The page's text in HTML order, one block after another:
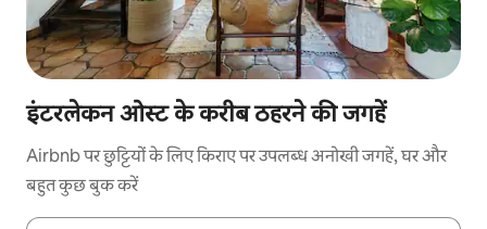
इंटरलेकन ओस्ट के करीब ठहरने की जगहें
Airbnb पर छुट्टियों के लिए किराए पर उपलब्ध अनोखी जगहें, घर और
बहुत कुछ बुक करें